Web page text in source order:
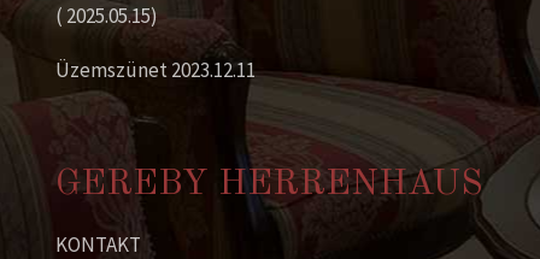
( 2025.05.15)
Üzemszünet 2023.12.11
GEREBY HERRENHAUS
KONTAKT